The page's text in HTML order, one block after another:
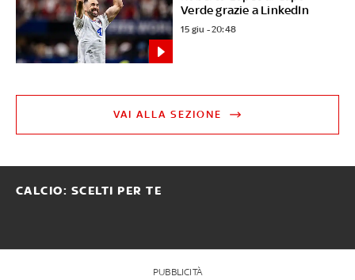
Verde grazie a LinkedIn
15 giu - 20:48
VAI ALLA SEZIONE
CALCIO: SCELTI PER TE
PUBBLICITÀ